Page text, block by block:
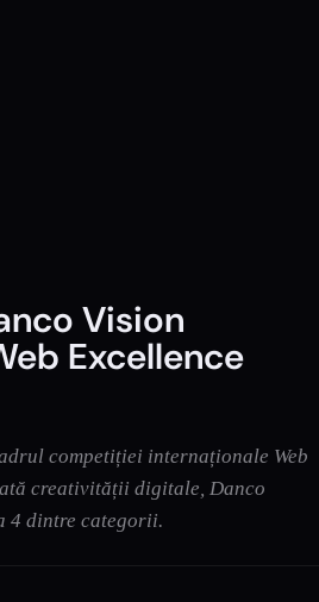
Vision
Excellence
competiției internaționale Web
creativității digitale, Danco
4 dintre categorii.